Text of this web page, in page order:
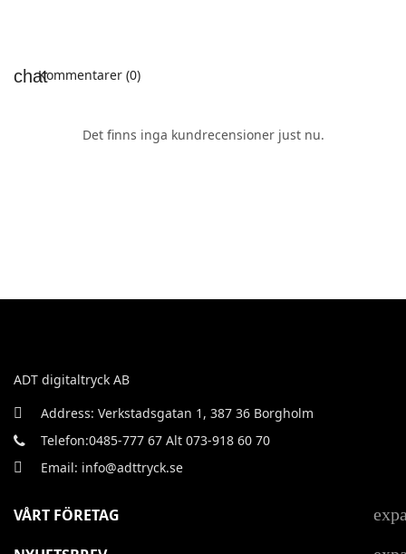
Kommentarer (0)
Det finns inga kundrecensioner just nu.
ADT digitaltryck AB
Address: Verkstadsgatan 1, 387 36 Borgholm
Telefon:0485-777 67 Alt 073-918 60 70
Email: info@adttryck.se
VÅRT FÖRETAG